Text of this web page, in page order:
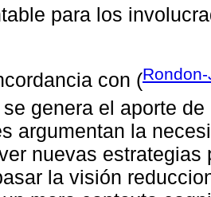
para los
con (
genera el aporte de
argumentan la
nuevas
la visión